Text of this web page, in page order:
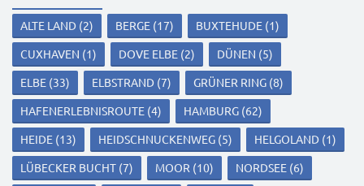
ALTE LAND (2) BERGE (17) BUXTEHUDE (1)
CUXHAVEN (1) DOVE ELBE (2) DÜNEN (5)
ELBE (33) ELBSTRAND (7) GRÜNER RING (8)
HAFENERLEBNISROUTE (4) HAMBURG (62)
HEIDE (13) HEIDSCHNUCKENWEG (5) HELGOLAND (1)
LÜBECKER BUCHT (7) MOOR (10) NORDSEE (6)